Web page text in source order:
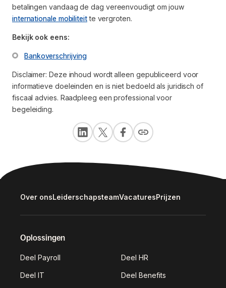
betalingen vandaag de dag vereenvoudigt om jouw
internationale mobiliteitte vergroten.
Bekijk ook eens:
Bankoverschrijving
Disclaimer: Deze inhoud wordt alleen gepubliceerd voor
informatieve doeleinden en is niet bedoeld als juridisch of
fiscaal advies. Raadpleeg een professional voor
begeleiding.
Over onsLeiderschapsteamVacaturesPrijzen
Oplossingen
Deel Payroll Deel HR
Deel IT Deel Benefits